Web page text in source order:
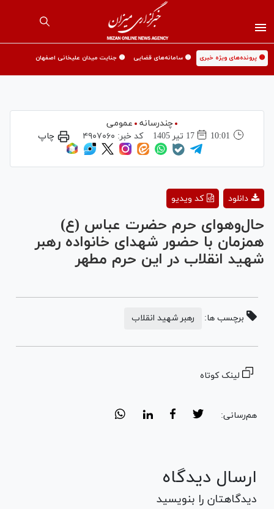
🟡 پرونده‌های ویژه خبری 🟡 سامانه‌های قضایی 🟡 جنایت میدان علیخانی اصفهان
چندرسانه
عمومی
10:01
17 تير 1405 کد خبر: ۴۹۰۷۰۶۰ چاپ
Video
کد ویدیو دانلود
حال‌وهوای حرم حضرت عباس (ع)
همزمان با حضور شهدای خانواده رهبر
شهید انقلاب در این حرم مطهر
برچسب ها: رهبر شهید انقلاب
لینک کوتاه
هم‌رسانی:
ارسال دیدگاه
دیدگاهتان را بنویسید